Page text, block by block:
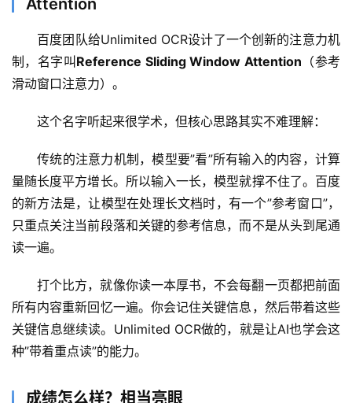
A
日
Attention
百度团队给Unlimited OCR设计了一个创新的注意力机
制，名字叫 Reference Sliding Window Attention （参考
滑动窗口注意力）。
这个名字听起来很学术，但核心思路其实不难理解：
传统的注意力机制，模型要”看”所有输入的内容，计算
量随长度平方增长。所以输入一长，模型就撑不住了。百度
的新方法是，让模型在处理长文档时，有一个”参考窗口”，
只重点关注当前段落和关键的参考信息，而不是从头到尾通
读一遍。
打个比方，就像你读一本厚书，不会每翻一页都把前面
所有内容重新回忆一遍。你会记住关键信息，然后带着这些
关键信息继续读。Unlimited OCR做的，就是让AI也学会这
种”带着重点读”的能力。
成绩怎么样？相当亮眼